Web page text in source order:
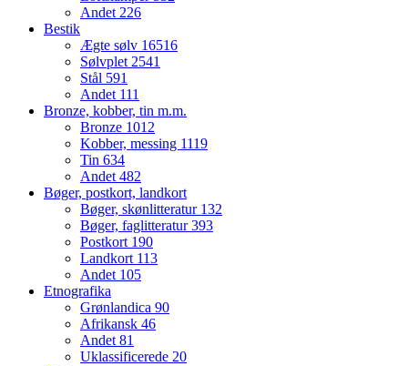
Andet 226
Bestik
Ægte sølv 16516
Sølvplet 2541
Stål 591
Andet 111
Bronze, kobber, tin m.m.
Bronze 1012
Kobber, messing 1119
Tin 634
Andet 482
Bøger, postkort, landkort
Bøger, skønlitteratur 132
Bøger, faglitteratur393
Postkort 190
Landkort 113
Andet 105
Etnografika
Grønlandica 90
Afrikansk 46
Andet 81
Uklassificerede 20